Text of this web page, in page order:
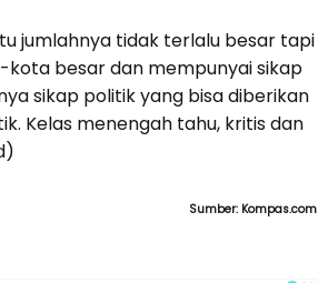
jumlahnya tidak terlalu besar tapi
besar dan mempunyai sikap
sikap politik yang bisa diberikan
Kelas menengah tahu, kritis dan
Sumber: Kompas.com